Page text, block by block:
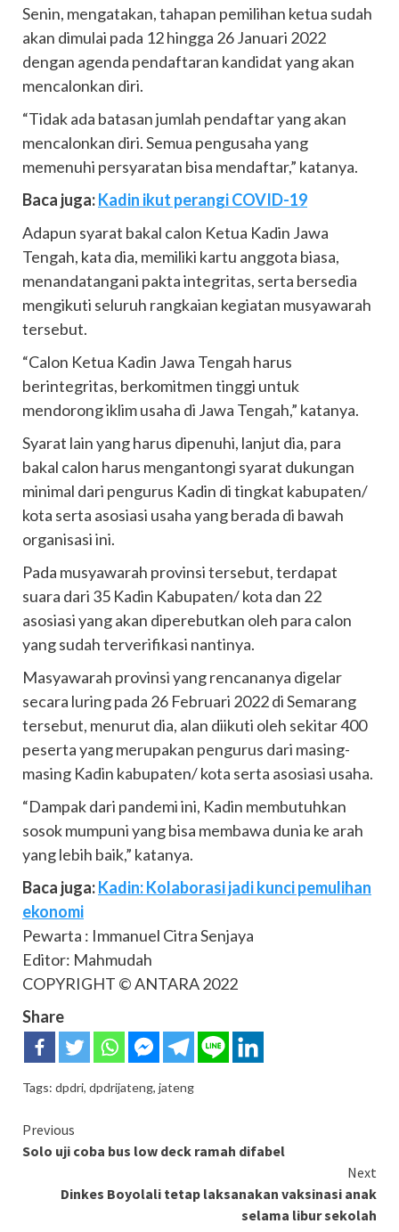
Senin, mengatakan, tahapan pemilihan ketua sudah
akan dimulai pada 12 hingga 26 Januari 2022
dengan agenda pendaftaran kandidat yang akan
mencalonkan diri.
“Tidak ada batasan jumlah pendaftar yang akan
mencalonkan diri. Semua pengusaha yang
memenuhi persyaratan bisa mendaftar,” katanya.
Baca juga:Kadin ikut perangi COVID-19
Adapun syarat bakal calon Ketua Kadin Jawa
Tengah, kata dia, memiliki kartu anggota biasa,
menandatangani pakta integritas, serta bersedia
mengikuti seluruh rangkaian kegiatan musyawarah
tersebut.
“Calon Ketua Kadin Jawa Tengah harus
berintegritas, berkomitmen tinggi untuk
mendorong iklim usaha di Jawa Tengah,” katanya.
Syarat lain yang harus dipenuhi, lanjut dia, para
bakal calon harus mengantongi syarat dukungan
minimal dari pengurus Kadin di tingkat kabupaten/
kota serta asosiasi usaha yang berada di bawah
organisasi ini.
Pada musyawarah provinsi tersebut, terdapat
suara dari 35 Kadin Kabupaten/ kota dan 22
asosiasi yang akan diperebutkan oleh para calon
yang sudah terverifikasi nantinya.
Masyawarah provinsi yang rencananya digelar
secara luring pada 26 Februari 2022 di Semarang
tersebut, menurut dia, alan diikuti oleh sekitar 400
peserta yang merupakan pengurus dari masing-
masing Kadin kabupaten/ kota serta asosiasi usaha.
“Dampak dari pandemi ini, Kadin membutuhkan
sosok mumpuni yang bisa membawa dunia ke arah
yang lebih baik,” katanya.
Baca juga:Kadin: Kolaborasi jadi kunci pemulihan
ekonomi
Pewarta : Immanuel Citra Senjaya
Editor: Mahmudah
COPYRIGHT © ANTARA 2022
Share
Tags: dpdri, dpdrijateng, jateng
Continue
Reading
Previous
Solo uji coba bus low deck ramah difabel
Next
Dinkes Boyolali tetap laksanakan vaksinasi anak
selama libur sekolah